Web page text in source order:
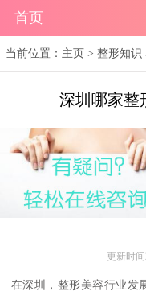
首页
当前位置： 主页 >整形知识
深圳哪家整
更新时间
在深圳，整形美容行业发